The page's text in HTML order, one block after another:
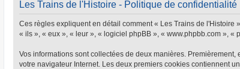
Les Trains de l'Histoire - Politique de confidentialité
Ces règles expliquent en détail comment « Les Trains de l'Histoire
« ils », « eux », « leur », « logiciel phpBB », « www.phpbb.com »,
Vos informations sont collectées de deux manières.
votre navigateur Internet. Les deux premiers cookies contiennent